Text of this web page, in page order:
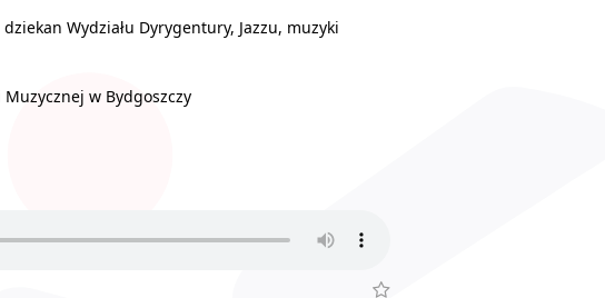
Wydziału Dyrygentury, Jazzu, muzyki
w Bydgoszczy